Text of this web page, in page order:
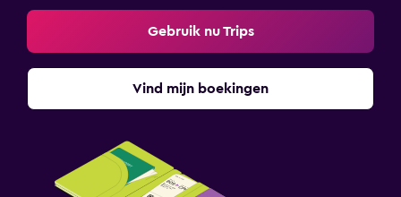
Gebruik nu Trips
Vind mijn boekingen